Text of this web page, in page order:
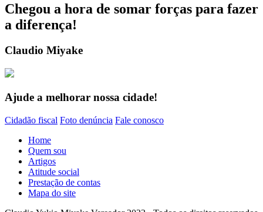
Chegou a hora de somar forças para fazer
a diferença!
Claudio Miyake
Ajude a melhorar nossa cidade!
Cidadão fiscal Foto denúncia Fale conosco
Home
Quem sou
Artigos
Atitude social
Prestação de contas
Mapa do site